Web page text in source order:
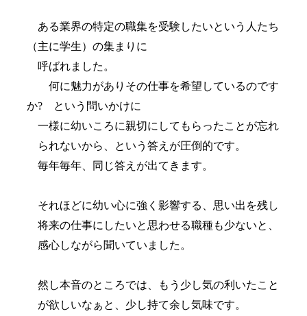
ある業界の特定の職集を受験したいという人たち
（主に学生）の集まりに
呼ばれました。
何に魅力がありその仕事を希望しているのです
か? という問いかけに
一様に幼いころに親切にしてもらったことが忘れ
られないから、という答えが圧倒的です。
毎年毎年、同じ答えが出てきます。
それほどに幼い心に強く影響する、思い出を残し
将来の仕事にしたいと思わせる職種も少ないと、
感心しながら聞いていました。
然し本音のところでは、もう少し気の利いたこと
が欲しいなぁと、少し持て余し気味です。